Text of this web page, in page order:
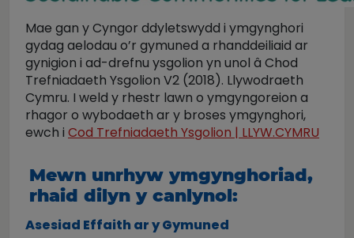
Mae gan y Cyngor ddyletswydd i ymgynghori
gydag aelodau o’r gymuned a rhanddeiliaid ar
gynigion i ad-drefnu ysgolion yn unol â Chod
Trefniadaeth Ysgolion V2 (2018). Llywodraeth
Cymru. I weld y rhestr lawn o ymgyngoreion a
rhagor o wybodaeth ar y broses ymgynghori,
ewch i Cod Trefniadaeth Ysgolion | LLYW.CYMRU
Mewn unrhyw ymgynghoriad,
rhaid dilyn y canlynol:
Asesiad Effaith ar y Gymuned